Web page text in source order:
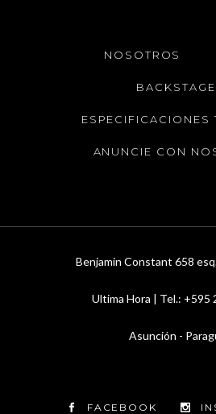
NOSOTROS
ESPECIFICACIONES
ANUNCIE CON
Benjamin Constant 658
Ultima Hora | Tel.: +595
Asunción -
FACEBOOK